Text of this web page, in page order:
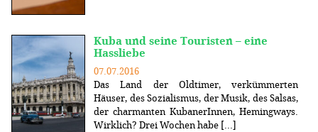
Kuba und seine Touristen – eine
Hassliebe
07.07.2016
Das Land der Oldtimer, verkümmerten
Häuser, des Sozialismus, der Musik, des Salsas,
der charmanten KubanerInnen, Hemingways.
Wirklich? Drei Wochen habe [...]